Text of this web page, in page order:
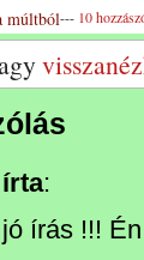
múltból--- 10
:
írás !!!